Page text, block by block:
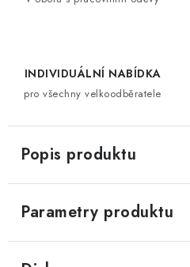
INDIVIDUÁLNÍ NABÍDKA
pro všechny velkoodběratele
Popis produktu
Parametry produktu